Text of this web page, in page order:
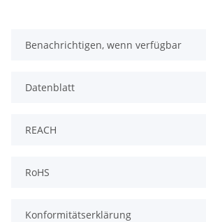
Benachrichtigen, wenn verfügbar
Datenblatt
REACH
RoHS
Konformitätserklärung